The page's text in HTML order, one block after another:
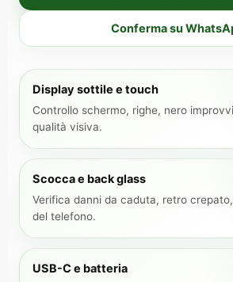
Conferma su
Display sottile e touch
Controllo schermo, righe, nero
qualità visiva.
Scocca e back glass
Verifica danni da caduta, retro
del telefono.
USB-C e batteria